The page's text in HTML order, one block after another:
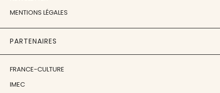
MENTIONS LÉGALES
PARTENAIRES
FRANCE-CULTURE
IMEC